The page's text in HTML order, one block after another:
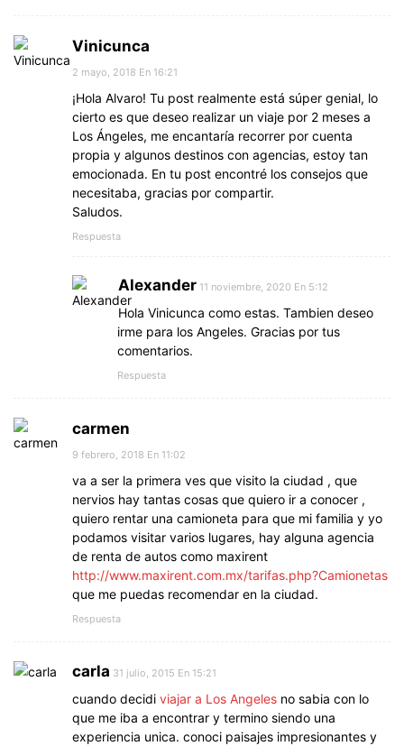
Vinicunca
2 mayo, 2018 En 16:21
¡Hola Alvaro! Tu post realmente está súper genial, lo
cierto es que deseo realizar un viaje por 2 meses a
Los Ángeles, me encantaría recorrer por cuenta
propia y algunos destinos con agencias, estoy tan
emocionada. En tu post encontré los consejos que
necesitaba, gracias por compartir.
Saludos.
Respuesta
Alexander 11 noviembre, 2020 En 5:12
Hola Vinicunca como estas. Tambien deseo
irme para los Angeles. Gracias por tus
comentarios.
Respuesta
carmen
9 febrero, 2018 En 11:02
va a ser la primera ves que visito la ciudad , que
nervios hay tantas cosas que quiero ir a conocer ,
quiero rentar una camioneta para que mi familia y yo
podamos visitar varios lugares, hay alguna agencia
de renta de autos como maxirent
http://www.maxirent.com.mx/tarifas.php?Camionetas
que me puedas recomendar en la ciudad.
Respuesta
carla 31 julio, 2015 En 15:21
cuando decidi viajar a Los Angeles no sabia con lo
que me iba a encontrar y termino siendo una
experiencia unica. conoci paisajes impresionantes y